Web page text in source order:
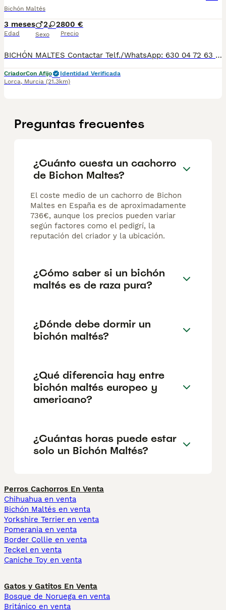
Bichón Maltés
3 meses
Edad
2 2
Sexo
800 €
Precio
BICHÓN MALTES Contactar Telf./WhatsApp: 630 04 72 63 / 614 20 54 71 / 687 10 74 96 Disponibles sin reservar: MACHITOS desde 800 €* HEMBRITAS desde 900 €* Se pueden ver previamente sin ningún compromiso. Si le interesa alguno/a lo puede reservar, ya que hasta el 10-06-26 aproximadamente, no se podría entregar. Se entregan con su cartilla sanitaria, desparasitados y con las vacunas correspondientes a su edad. *El precio de los cachorros no incluyen envíos, si el cliente solicita ese servicio, el coste del mismo lo pagará directamente el cliente a la agencia del transporte.
CriadorCon Afijo
Identidad Verificada
Lorca, Murcia (21.3km)
Preguntas frecuentes
¿Cuánto cuesta un cachorro
de Bichon Maltes?
El coste medio de un cachorro de Bichon
Maltes en España es de aproximadamente
736€, aunque los precios pueden variar
según factores como el pedigrí, la
reputación del criador y la ubicación.
¿Cómo saber si un bichón
maltés es de raza pura?
¿Dónde debe dormir un
bichón maltés?
¿Qué diferencia hay entre
bichón maltés europeo y
americano?
¿Cuántas horas puede estar
solo un Bichón Maltés?
Perros Cachorros En Venta
Chihuahua en venta
Bichón Maltés en venta
Yorkshire Terrier en venta
Pomerania en venta
Border Collie en venta
Teckel en venta
Caniche Toy en venta
Gatos y Gatitos En Venta
Bosque de Noruega en venta
Británico en venta